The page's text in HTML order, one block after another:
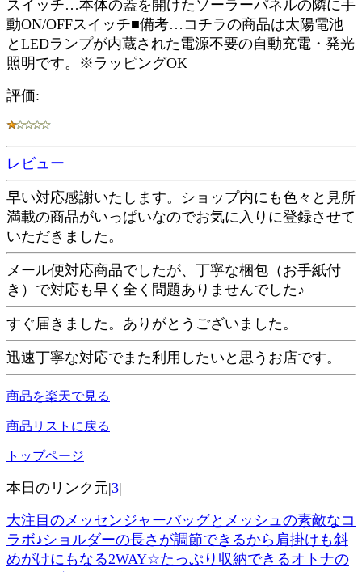
スイッチ…本体の蓋を開けたソーラーパネルの隣に手
動ON/OFFスイッチ■備考…コチラの商品は太陽電池
とLEDランプが内蔵された電源不要の自動充電・発光
照明です。※ラッピングOK
評価:
レビュー
早い対応感謝いたします。ショップ内にも色々と見所
満載の商品がいっぱいなのでお気に入りに登録させて
いただきました。
メール便対応商品でしたが、丁寧な梱包（お手紙付
き）で対応も早く全く問題ありませんでした♪
すぐ届きました。ありがとうございました。
迅速丁寧な対応でまた利用したいと思うお店です。
商品を楽天で見る
商品リストに戻る
トップページ
本日のリンク元|3|
大注目のメッセンジャーバッグとメッシュの素敵なコ
ラボ♪ショルダーの長さが調節できるから肩掛けも斜
めがけにもなる2WAY☆たっぷり収納できるオトナの